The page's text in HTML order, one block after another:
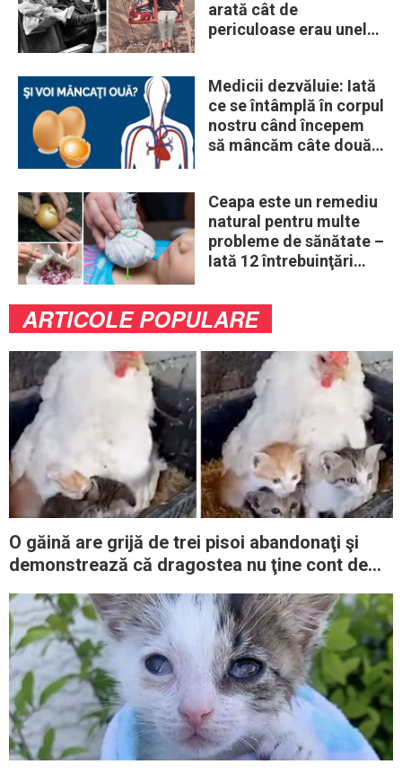
arată cât de
periculoase erau unele
Medicii dezvăluie: Iată
ce se întâmplă în corpul
nostru când începem
să mâncăm câte două
Ceapa este un remediu
natural pentru multe
probleme de sănătate –
Iată 12 întrebuinţări
ARTICOLE POPULARE
O găină are grijă de trei pisoi abandonaţi şi
demonstrează că dragostea nu ţine cont de